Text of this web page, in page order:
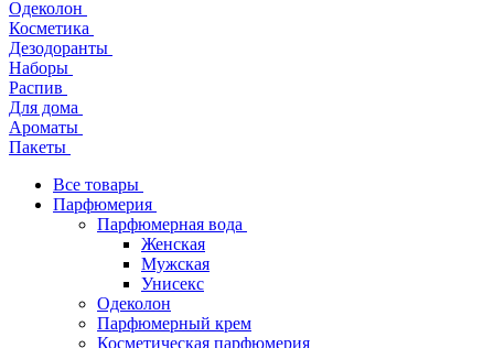
Одеколон
Косметика
Дезодоранты
Наборы
Распив
Для дома
Ароматы
Пакеты
Все товары
Парфюмерия
Парфюмерная вода
Женская
Мужская
Унисекс
Одеколон
Парфюмерный крем
Косметическая парфюмерия